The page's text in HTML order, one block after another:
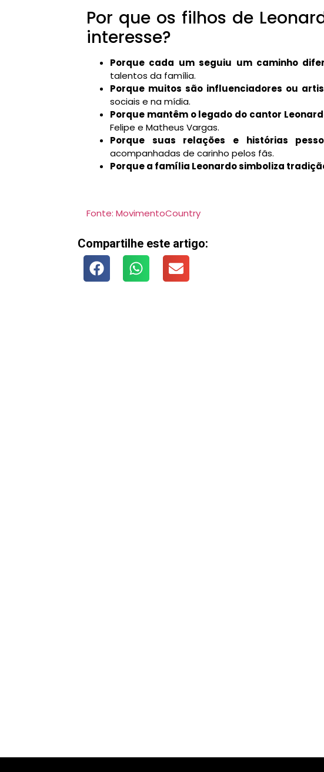
Por que os filhos de
interesse?
Porque cada um seguiu um caminho
talentos da família.
Porque muitos são influenciadores ou
sociais e na mídia.
Porque mantêm o legado do cantor
Felipe e Matheus Vargas.
Porque suas relações e histórias
acompanhadas de carinho pelos fãs.
Porque a família Leonardo simboliza
Fonte: MovimentoCountry
Compartilhe este artigo: